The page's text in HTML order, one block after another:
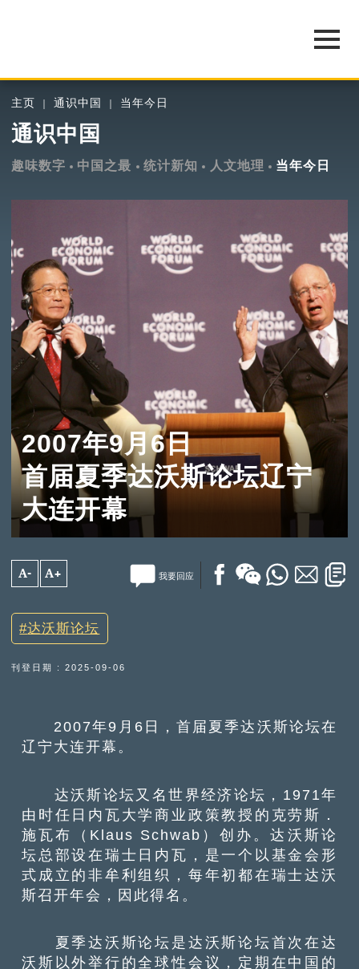
主页 通识中国 当年今日
通识中国
趣味数字 中国之最 统计新知 人文地理 当年今日
2007年9月6日
首届夏季达沃斯论坛辽宁
大连开幕
A- A+ 我要回应
达沃斯论坛
刊登日期 : 2025-09-06
2007年9月6日，首届夏季达沃斯论坛在
辽宁大连开幕。
达沃斯论坛又名世界经济论坛，1971年
由时任日内瓦大学商业政策教授的克劳斯．
施瓦布（Klaus Schwab）创办。达沃斯论
坛总部设在瑞士日内瓦，是一个以基金会形
式成立的非牟利组织，每年初都在瑞士达沃
斯召开年会，因此得名。
夏季达沃斯论坛是达沃斯论坛首次在达
沃斯以外举行的全球性会议，定期在中国的